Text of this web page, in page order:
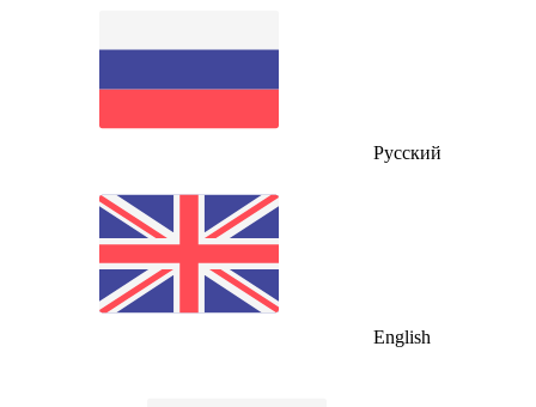
Русский
English